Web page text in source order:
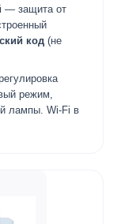
— защита от
код (не
режим,
лампы. Wi-Fi в